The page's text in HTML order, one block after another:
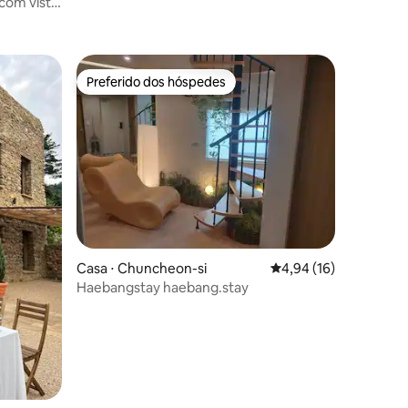
Preferido dos hóspedes
Preferido dos hóspedes
Casa ⋅ Chuncheon-si 4,94 de uma
4,94 (16)
Haebangstay haebang.stay